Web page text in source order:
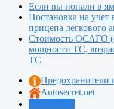
Если вы попали в
Постановка на
прицепа легкового
Стоимость ОСАГО
мощности ТС,
ТС
Предохранители
Autosecret.net